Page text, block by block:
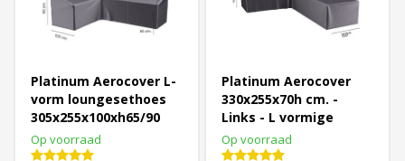
Platinum Aerocover L-
vorm loungesethoes
305x255x100xh65/90
cm. - Links
Op voorraad
Platinum Aerocover
330x255x70h cm. -
Links - L vormige
loungesethoes
Op voorraad